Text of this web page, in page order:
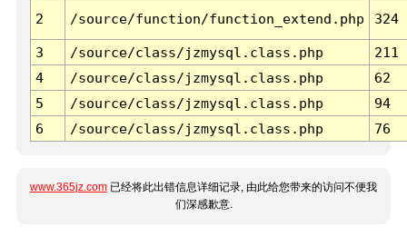
2 /source/function/function_extend.php 324
3 /source/class/jzmysql.class.php
211
4
/source/class/jzmysql.class.php
62
5
/source/class/jzmysql.class.php
94
6
/source/class/jzmysql.class.php 76
www.365jz.com 已经将此出错信息详细记录, 由此给您带来的访问不便我
们深感歉意.